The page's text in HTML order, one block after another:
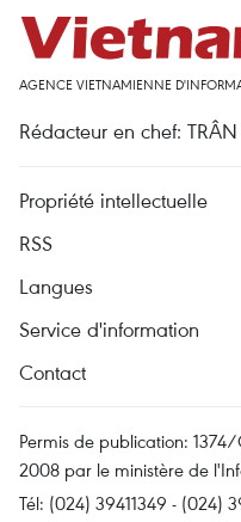
AGENCE VIETNAMIENNE
Rédacteur en chef:
Propriété intellectuelle
RSS
Langues
Service d'information
Contact
Permis de publication: 1374/
2008 par le ministère de
Tél: (024) 39411349 - (024)